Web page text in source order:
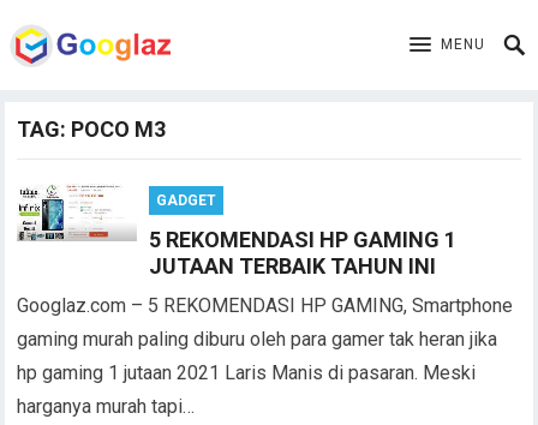
MENU
TAG: POCO M3
GADGET
5 REKOMENDASI HP GAMING 1
JUTAAN TERBAIK TAHUN INI
Googlaz.com – 5 REKOMENDASI HP GAMING, Smartphone
gaming murah paling diburu oleh para gamer tak heran jika
hp gaming 1 jutaan 2021 Laris Manis di pasaran. Meski
harganya murah tapi…